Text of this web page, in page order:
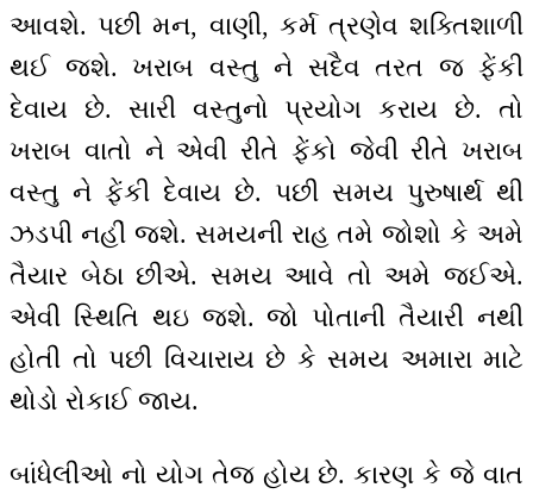
આવશે. પછી મન, વાણી, કર્મ ત્રણેવ શક્તિશાળી
થઈ જશે. ખરાબ વસ્તુ ને સદૈવ તરત જ ફેંકી
દેવાય છે. સારી વસ્તુનો પ્રયોગ કરાય છે. તો
ખરાબ વાતો ને એવી રીતે ફેંકો જેવી રીતે ખરાબ
વસ્તુ ને ફેંકી દેવાય છે. પછી સમય પુરુષાર્થ થી
ઝડપી નહીં જશે. સમયની રાહ તમે જોશો કે અમે
તૈયાર બેઠા છીએ. સમય આવે તો અમે જઈએ.
એવી સ્થિતિ થઇ જશે. જો પોતાની તૈયારી નથી
હોતી તો પછી વિચારાય છે કે સમય અમારા માટે
થોડો રોકાઈ જાય.
બાંધેલીઓ નો યોગ તેજ હોય છે. કારણ કે જે વાત